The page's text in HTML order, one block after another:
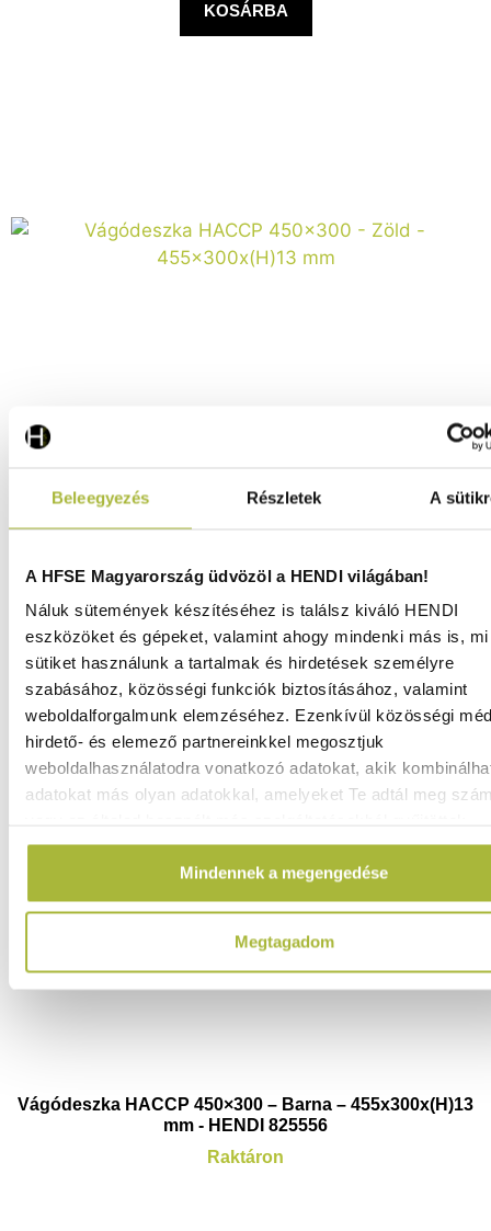
Beleegyezés Részletek A
A HFSE Magyarország üdvözöl a HENDI világában!
Náluk sütemények készítéséhez is találsz kiváló HENDI
eszközöket és gépeket, valamint ahogy mindenki más is,
sütiket használunk a tartalmak és hirdetések személyre
szabásához, közösségi funkciók biztosításához, valamint
weboldalforgalmunk elemzéséhez. Ezenkívül közösségi
hirdető- és elemező partnereinkkel megosztjuk
weboldalhasználatodra vonatkozó adatokat, akik
adatokat más olyan adatokkal, amelyeket Te adtál meg
Mindennek a megengedése
Megtagadom
KOSÁRBA
Vágódeszka HACCP 450×300 – Zöld – 455x300x(H)13
4.760
(3.748Ft+ ÁFA)
KOSÁRBA
Vágódeszka HACCP 450×300 – Barna – 455x300x(H)13
mm - HENDI 825556
Raktáron